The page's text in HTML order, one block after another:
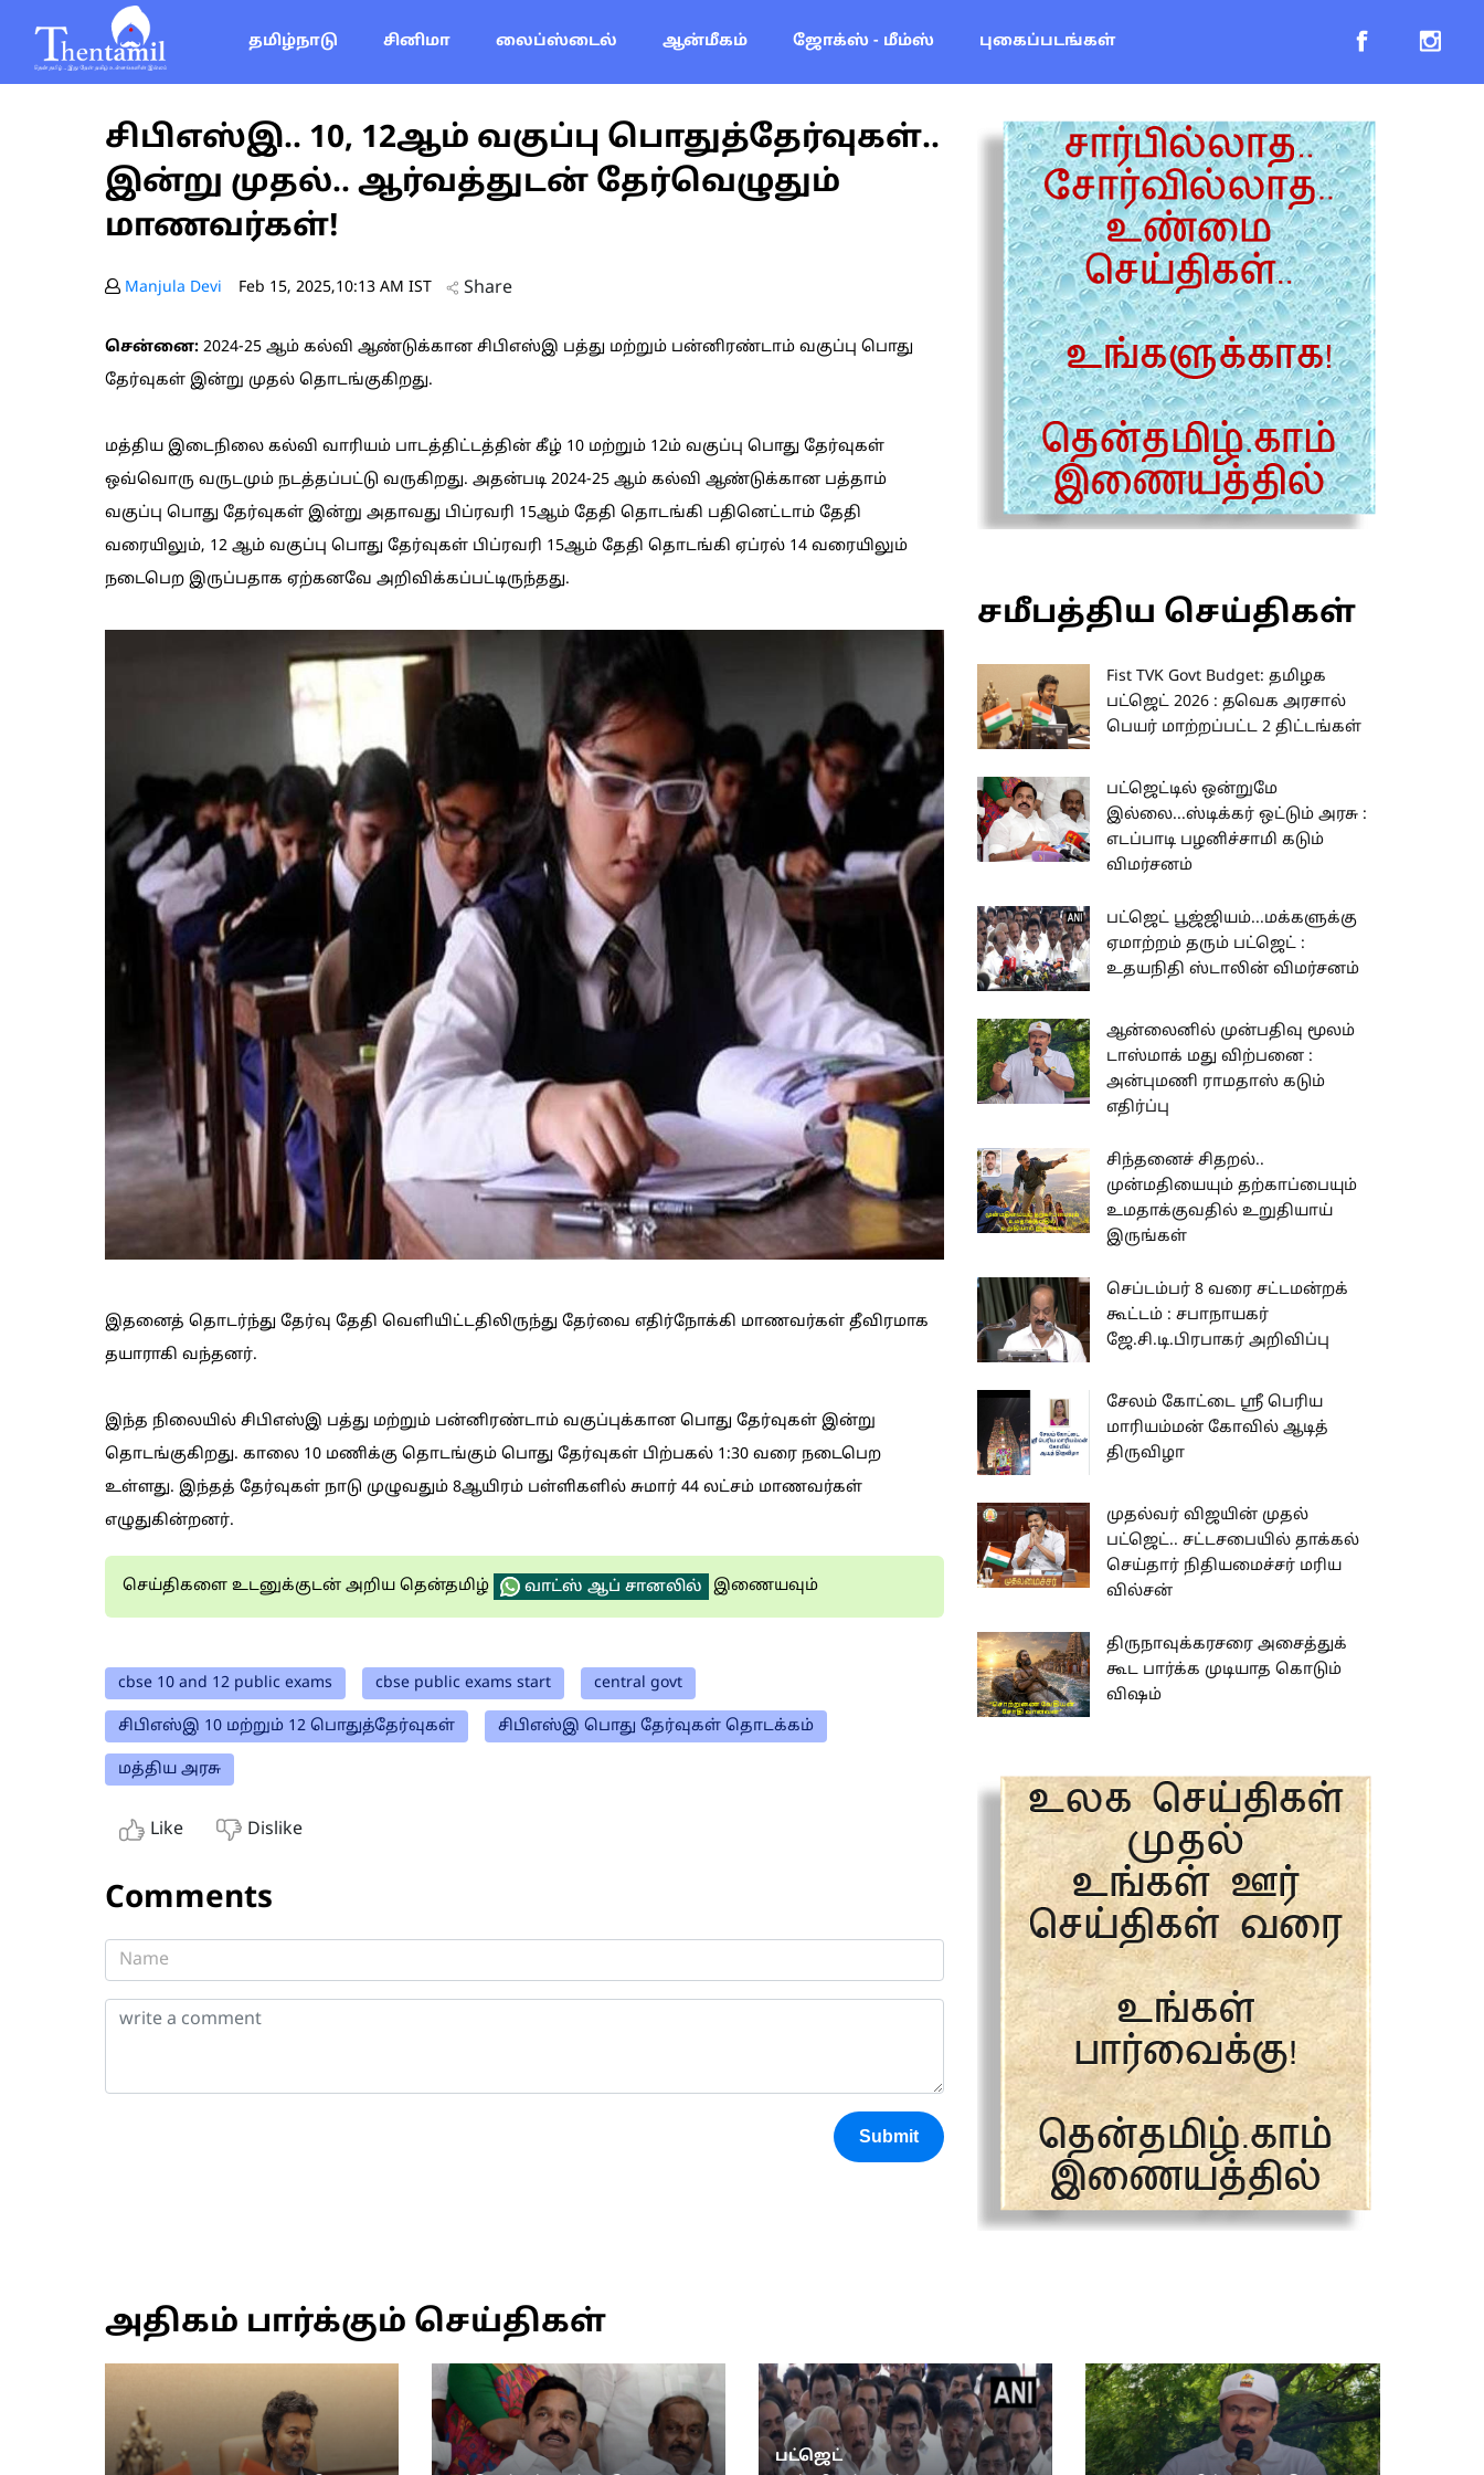
தமிழ்நாடு சினிமா லைப்ஸ்டைல் ஆன்மீகம் ஜோக்ஸ் - மீம்ஸ் புகைப்படங்கள்
சிபிஎஸ்இ.. 10, 12ஆம் வகுப்பு பொதுத்தேர்வுகள்..
இன்று முதல்.. ஆர்வத்துடன் தேர்வெழுதும்
மாணவர்கள்!
Manjula Devi Feb 15, 2025,10:13 AM IST Share
சென்னை: 2024-25 ஆம் கல்வி ஆண்டுக்கான சிபிஎஸ்இ பத்து மற்றும் பன்னிரண்டாம் வகுப்பு பொது
தேர்வுகள் இன்று முதல் தொடங்குகிறது.
மத்திய இடைநிலை கல்வி வாரியம் பாடத்திட்டத்தின் கீழ் 10 மற்றும் 12ம் வகுப்பு பொது தேர்வுகள்
ஒவ்வொரு வருடமும் நடத்தப்பட்டு வருகிறது. அதன்படி 2024-25 ஆம் கல்வி ஆண்டுக்கான பத்தாம்
வகுப்பு பொது தேர்வுகள் இன்று அதாவது பிப்ரவரி 15ஆம் தேதி தொடங்கி பதினெட்டாம் தேதி
வரையிலும், 12 ஆம் வகுப்பு பொது தேர்வுகள் பிப்ரவரி 15ஆம் தேதி தொடங்கி ஏப்ரல் 14 வரையிலும்
நடைபெற இருப்பதாக ஏற்கனவே அறிவிக்கப்பட்டிருந்தது.
இதனைத் தொடர்ந்து தேர்வு தேதி வெளியிட்டதிலிருந்து தேர்வை எதிர்நோக்கி மாணவர்கள் தீவிரமாக
தயாராகி வந்தனர்.
இந்த நிலையில் சிபிஎஸ்இ பத்து மற்றும் பன்னிரண்டாம் வகுப்புக்கான பொது தேர்வுகள் இன்று
தொடங்குகிறது. காலை 10 மணிக்கு தொடங்கும் பொது தேர்வுகள் பிற்பகல் 1:30 வரை நடைபெற
உள்ளது. இந்தத் தேர்வுகள் நாடு முழுவதும் 8ஆயிரம் பள்ளிகளில் சுமார் 44 லட்சம் மாணவர்கள்
எழுதுகின்றனர்.
செய்திகளை உடனுக்குடன் அறிய தென்தமிழ் வாட்ஸ் ஆப் சானலில் இணையவும்
cbse 10 and 12 public exams cbse public exams start central govt
சிபிஎஸ்இ 10 மற்றும் 12 பொதுத்தேர்வுகள் சிபிஎஸ்இ பொது தேர்வுகள் தொடக்கம்
மத்திய அரசு
Like Dislike
Comments
Submit
சமீபத்திய செய்திகள்
Fist TVK Govt Budget: தமிழக
பட்ஜெட் 2026 : தவெக அரசால்
பெயர் மாற்றப்பட்ட 2 திட்டங்கள்
பட்ஜெட்டில் ஒன்றுமே
இல்லை...ஸ்டிக்கர் ஒட்டும் அரசு :
எடப்பாடி பழனிச்சாமி கடும்
விமர்சனம்
பட்ஜெட் பூஜ்ஜியம்...மக்களுக்கு
ஏமாற்றம் தரும் பட்ஜெட் :
உதயநிதி ஸ்டாலின் விமர்சனம்
ஆன்லைனில் முன்பதிவு மூலம்
டாஸ்மாக் மது விற்பனை :
அன்புமணி ராமதாஸ் கடும்
எதிர்ப்பு
சிந்தனைச் சிதறல்..
முன்மதியையும் தற்காப்பையும்
உமதாக்குவதில் உறுதியாய்
இருங்கள்
செப்டம்பர் 8 வரை சட்டமன்றக்
கூட்டம் : சபாநாயகர்
ஜே.சி.டி.பிரபாகர் அறிவிப்பு
சேலம் கோட்டை ஸ்ரீ பெரிய
மாரியம்மன் கோவில் ஆடித்
திருவிழா
முதல்வர் விஜயின் முதல்
பட்ஜெட்.. சட்டசபையில் தாக்கல்
செய்தார் நிதியமைச்சர் மரிய
வில்சன்
திருநாவுக்கரசரை அசைத்துக்
கூட பார்க்க முடியாத கொடும்
விஷம்
அதிகம் பார்க்கும் செய்திகள்
பட்ஜெட்